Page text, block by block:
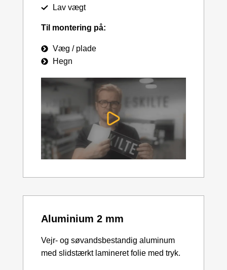
Lav vægt
Til montering på:
Væg / plade
Hegn
Aluminium 2 mm
Vejr- og søvandsbestandig aluminum
med slidstærkt lamineret folie med tryk.